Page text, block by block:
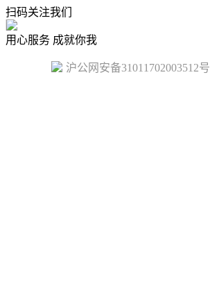
扫码关注我们
用心服务 成就你我
沪公网安备31011702003512号